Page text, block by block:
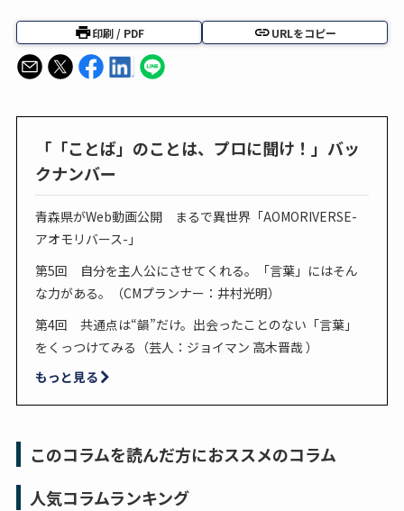
印刷 / PDF URLをコピー
「「ことば」のことは、プロに聞け！」バッ
クナンバー
青森県がWeb動画公開 まるで異世界「AOMORIVERSE-
アオモリバース-」
第5回 自分を主人公にさせてくれる。「言葉」にはそん
な力がある。（CMプランナー：井村光明）
第4回 共通点は“韻”だけ。出会ったことのない「言葉」
をくっつけてみる（芸人：ジョイマン 高木晋哉 ）
もっと見る
このコラムを読んだ方におススメのコラム
人気コラムランキング